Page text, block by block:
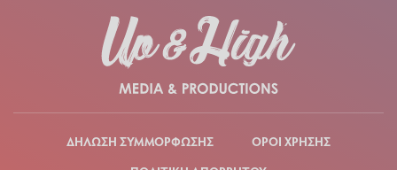
ΔΗΛΩΣΗ ΣΥΜΜΟΡΦΩΣΗΣ
ΟΡΟΙ ΧΡΗΣΗΣ